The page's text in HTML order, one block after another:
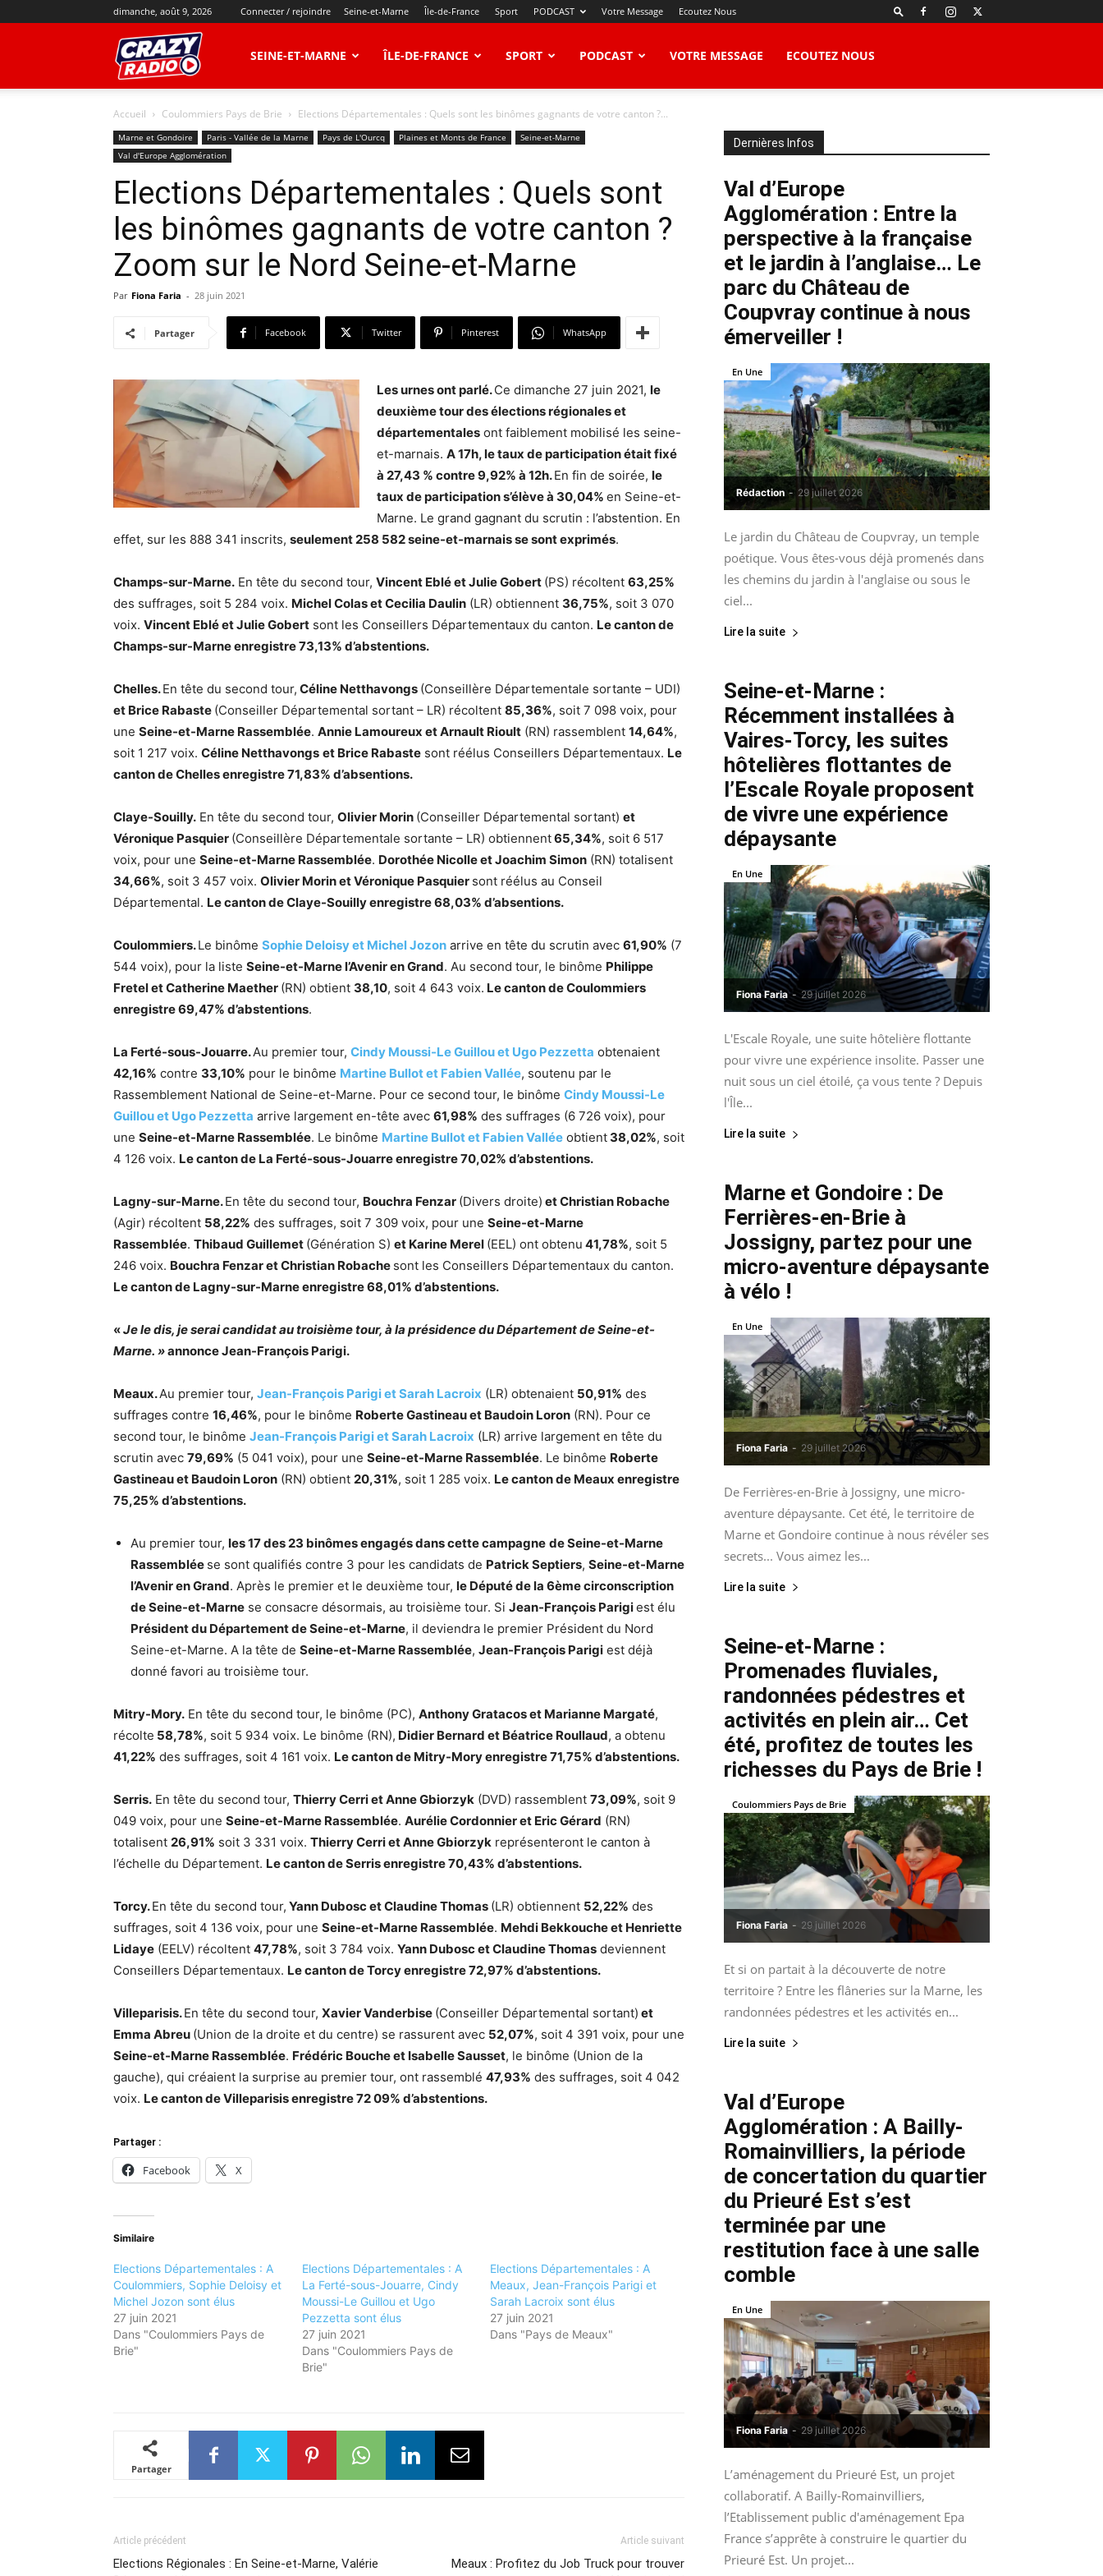
dimanche, août 9, 2026 Connecter / rejoindre Seine-et-Marne Île-de-France Sport PODCAST Votre Message Ecoutez Nous
RADIO
SEINE-ET-MARNE ÎLE-DE-FRANCE SPORT PODCAST VOTRE MESSAGE ECOUTEZ NOUS
Accueil Coulommiers Pays de Brie Elections Départementales : Quels sont les binômes gagnants de votre canton ?...
Marne et Gondoire Paris - Vallée de la Marne Pays de L'Ourcq Plaines et Monts de France
Seine-et-Marne
Val d'Europe Agglomération
Elections Départementales : Quels sont
les binômes gagnants de votre canton ?
Zoom sur le Nord Seine-et-Marne
Par Fiona Faria - 28 juin 2021
Partager Facebook Twitter Pinterest WhatsApp
Les urnes ont parlé.Ce dimanche 27 juin 2021, le
deuxième tour des élections régionales et
départementales ont faiblement mobilisé les seine-
et-marnais. A 17h, le taux de participation était fixé
à 27,43 % contre 9,92% à 12h.En fin de soirée, le
taux de participation s’élève à 30,04% en Seine-et-
Marne. Le grand gagnant du scrutin : l’abstention. En
effet, sur les 888 341 inscrits, seulement 258 582 seine-et-marnais se sont exprimés.
Champs-sur-Marne. En tête du second tour, Vincent Eblé et Julie Gobert (PS) récoltent 63,25%
des suffrages, soit 5 284 voix. Michel Colas et Cecilia Daulin (LR) obtiennent 36,75%, soit 3 070
voix. Vincent Eblé et Julie Gobert sont les Conseillers Départementaux du canton. Le canton de
Champs-sur-Marne enregistre 73,13% d’abstentions.
Chelles.En tête du second tour, Céline Netthavongs (Conseillère Départementale sortante – UDI)
et Brice Rabaste (Conseiller Départemental sortant – LR) récoltent 85,36%, soit 7 098 voix, pour
une Seine-et-Marne Rassemblée. Annie Lamoureux et Arnault Rioult (RN) rassemblent 14,64%,
soit 1 217 voix. Céline Netthavongs et Brice Rabaste sont réélus Conseillers Départementaux. Le
canton de Chelles enregistre 71,83% d’absentions.
Claye-Souilly. En tête du second tour, Olivier Morin (Conseiller Départemental sortant) et
Véronique Pasquier (Conseillère Départementale sortante – LR) obtiennent65,34%, soit 6 517
voix, pour une Seine-et-Marne Rassemblée. Dorothée Nicolle et Joachim Simon (RN) totalisent
34,66%, soit 3 457 voix. Olivier Morin et Véronique Pasquier sont réélus au Conseil
Départemental. Le canton de Claye-Souilly enregistre 68,03% d’absentions.
Coulommiers.Le binôme Sophie Deloisy et Michel Jozon arrive en tête du scrutin avec 61,90% (7
544 voix), pour la liste Seine-et-Marne l’Avenir en Grand. Au second tour, le binôme Philippe
Fretel et Catherine Maether (RN) obtient 38,10, soit 4 643 voix. Le canton de Coulommiers
enregistre 69,47% d’abstentions.
La Ferté-sous-Jouarre.Au premier tour, Cindy Moussi-Le Guillou et Ugo Pezzetta obtenaient
42,16% contre 33,10% pour le binôme Martine Bullot et Fabien Vallée, soutenu par le
Rassemblement National de Seine-et-Marne. Pour ce second tour, le binôme Cindy Moussi-Le
Guillou et Ugo Pezzetta arrive largement en-tête avec 61,98% des suffrages (6 726 voix), pour
une Seine-et-Marne Rassemblée. Le binôme Martine Bullot et Fabien Vallée obtient 38,02%, soit
4 126 voix. Le canton de La Ferté-sous-Jouarre enregistre 70,02% d’abstentions.
Lagny-sur-Marne.En tête du second tour, Bouchra Fenzar (Divers droite) et Christian Robache
(Agir) récoltent 58,22% des suffrages, soit 7 309 voix, pour une Seine-et-Marne
Rassemblée. Thibaud Guillemet (Génération S) et Karine Merel (EEL) ont obtenu 41,78%, soit 5
246 voix. Bouchra Fenzar et Christian Robache sont les Conseillers Départementaux du canton.
Le canton de Lagny-sur-Marne enregistre 68,01% d’abstentions.
«Je le dis, je serai candidat au troisième tour, à la présidence du Département de Seine-et-
Marne. »annonce Jean-François Parigi.
Meaux.Au premier tour, Jean-François Parigi et Sarah Lacroix (LR) obtenaient 50,91% des
suffrages contre 16,46%, pour le binôme Roberte Gastineau et Baudoin Loron (RN). Pour ce
second tour, le binôme Jean-François Parigi et Sarah Lacroix (LR) arrive largement en tête du
scrutin avec 79,69% (5 041 voix), pour une Seine-et-Marne Rassemblée. Le binôme Roberte
Gastineau et Baudoin Loron (RN) obtient 20,31%, soit 1 285 voix. Le canton de Meaux enregistre
75,25% d’abstentions.
Au premier tour, les 17 des 23 binômes engagés dans cette campagne de Seine-et-Marne
Rassemblée se sont qualifiés contre 3 pour les candidats de Patrick Septiers, Seine-et-Marne
l’Avenir en Grand. Après le premier et le deuxième tour, le Député de la 6ème circonscription
de Seine-et-Marne se consacre désormais, au troisième tour. Si Jean-François Parigiest élu
Président du Département de Seine-et-Marne, il deviendra le premier Président du Nord
Seine-et-Marne. A la tête de Seine-et-Marne Rassemblée, Jean-François Parigi est déjà
donné favori au troisième tour.
Mitry-Mory. En tête du second tour, le binôme (PC), Anthony Gratacos et Marianne Margaté,
récolte 58,78%, soit 5 934 voix. Le binôme (RN), Didier Bernard et Béatrice Roullaud, a obtenu
41,22% des suffrages, soit 4 161 voix. Le canton de Mitry-Mory enregistre 71,75% d’abstentions.
Serris. En tête du second tour, Thierry Cerri et Anne Gbiorzyk (DVD) rassemblent 73,09%, soit 9
049 voix, pour une Seine-et-Marne Rassemblée. Aurélie Cordonnier et Eric Gérard (RN)
totalisent 26,91% soit 3 331 voix. Thierry Cerri et Anne Gbiorzyk représenteront le canton à
l’échelle du Département. Le canton de Serris enregistre 70,43% d’abstentions.
Torcy.En tête du second tour, Yann Dubosc et Claudine Thomas (LR) obtiennent 52,22% des
suffrages, soit 4 136 voix, pour une Seine-et-Marne Rassemblée. Mehdi Bekkouche et Henriette
Lidaye (EELV) récoltent 47,78%, soit 3 784 voix. Yann Dubosc et Claudine Thomas deviennent
Conseillers Départementaux. Le canton de Torcy enregistre 72,97% d’abstentions.
Villeparisis.En tête du second tour, Xavier Vanderbise (Conseiller Départemental sortant) et
Emma Abreu (Union de la droite et du centre) se rassurent avec 52,07%, soit 4 391 voix, pour une
Seine-et-Marne Rassemblée. Frédéric Bouche et Isabelle Sausset, le binôme (Union de la
gauche), qui créaient la surprise au premier tour, ont rassemblé 47,93% des suffrages, soit 4 042
voix. Le canton de Villeparisis enregistre 72 09% d’abstentions.
Partager :
Facebook X
Similaire
Elections Départementales : A
Coulommiers, Sophie Deloisy et
Michel Jozon sont élus
27 juin 2021
Dans "Coulommiers Pays de
Brie"
Elections Départementales : A
La Ferté-sous-Jouarre, Cindy
Moussi-Le Guillou et Ugo
Pezzetta sont élus
27 juin 2021
Dans "Coulommiers Pays de
Brie"
Elections Départementales : A
Meaux, Jean-François Parigi et
Sarah Lacroix sont élus
27 juin 2021
Dans "Pays de Meaux"
Partager
Article précédent
Elections Régionales : En Seine-et-Marne, Valérie
Article suivant
Meaux : Profitez du Job Truck pour trouver
Dernières Infos
Val d’Europe
Agglomération : Entre la
perspective à la française
et le jardin à l’anglaise… Le
parc du Château de
Coupvray continue à nous
émerveiller !
Rédaction - 29 juillet 2026
En Une
Le jardin du Château de Coupvray, un temple
poétique. Vous êtes-vous déjà promenés dans
les chemins du jardin à l'anglaise ou sous le
ciel...
Lire la suite
Seine-et-Marne :
Récemment installées à
Vaires-Torcy, les suites
hôtelières flottantes de
l’Escale Royale proposent
de vivre une expérience
dépaysante
Fiona Faria - 29 juillet 2026
En Une
L'Escale Royale, une suite hôtelière flottante
pour vivre une expérience insolite. Passer une
nuit sous un ciel étoilé, ça vous tente ? Depuis
l'Île...
Lire la suite
Marne et Gondoire : De
Ferrières-en-Brie à
Jossigny, partez pour une
micro-aventure dépaysante
à vélo !
Fiona Faria - 29 juillet 2026
En Une
De Ferrières-en-Brie à Jossigny, une micro-
aventure dépaysante. Cet été, le territoire de
Marne et Gondoire continue à nous révéler ses
secrets... Vous aimez les...
Lire la suite
Seine-et-Marne :
Promenades fluviales,
randonnées pédestres et
activités en plein air… Cet
été, profitez de toutes les
richesses du Pays de Brie !
Fiona Faria - 29 juillet 2026
Coulommiers Pays de Brie
Et si on partait à la découverte de notre
territoire ? Entre les flâneries sur la Marne, les
randonnées pédestres et les activités en...
Lire la suite
Val d’Europe
Agglomération : A Bailly-
Romainvilliers, la période
de concertation du quartier
du Prieuré Est s’est
terminée par une
restitution face à une salle
comble
Fiona Faria - 29 juillet 2026
En Une
L’aménagement du Prieuré Est, un projet
collaboratif. A Bailly-Romainvilliers,
l’Etablissement public d'aménagement Epa
France s’apprête à construire le quartier du
Prieuré Est. Un projet...